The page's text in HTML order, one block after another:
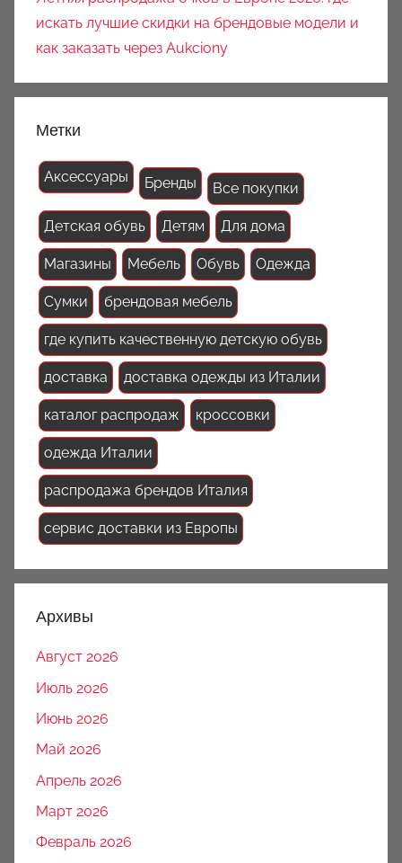
искать лучшие скидки на брендовые модели и
как заказать через Aukciony
Метки
Аксессуары Бренды Все покупки
Детская обувь Детям Для дома
Магазины Мебель Обувь Одежда
Сумки брендовая мебель
где купить качественную детскую обувь
доставка доставка одежды из Италии
каталог распродаж кроссовки
одежда Италии
распродажа брендов Италия
сервис доставки из Европы
Архивы
Август 2026
Июль 2026
Июнь 2026
Май 2026
Апрель 2026
Март 2026
Февраль 2026